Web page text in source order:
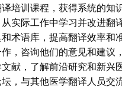
培训课程，获得系统的知
实际工作中学习并改进翻
术语库，提高翻译效率和
，咨询他们的意见和建议
献，了解前沿研究和新兴
，与其他医学翻译人员交